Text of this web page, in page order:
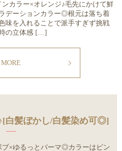
カラー×オレンジ♪毛先にかけて鮮
デーションカラー◎根元は落ち着
味を入れることで派手すぎず挑戦
の立体感 […]
MORE
白髪ぼかし/白髪染め可◎]
ブ×ゆるっとパーマ◎カラーはピン